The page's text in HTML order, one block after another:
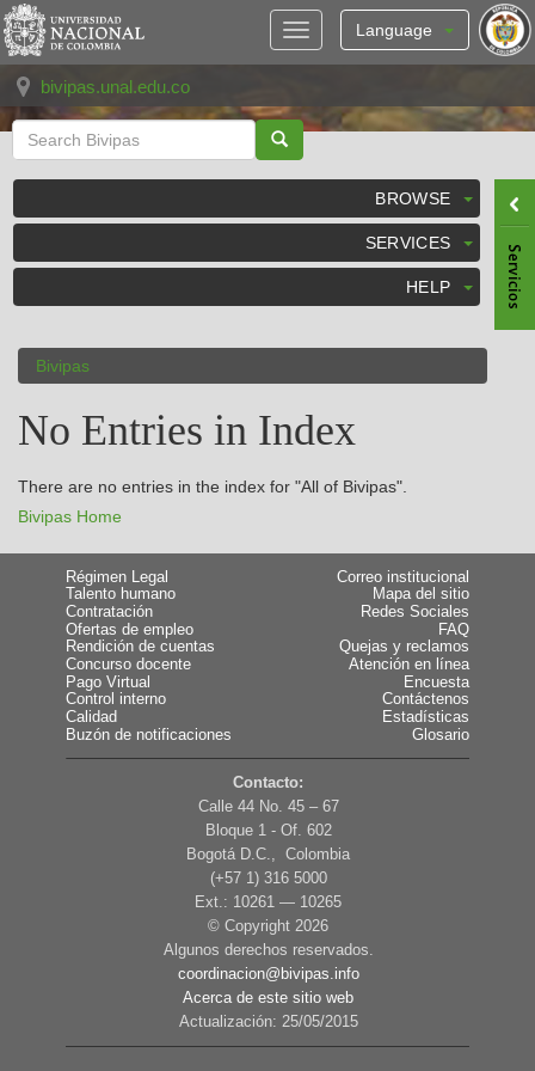
Skip
navigation
Language
bivipas.unal.edu.co
BROWSE
SERVICES
HELP
Bivipas
No Entries in Index
There are no entries in the index for "All of Bivipas".
Bivipas Home
Régimen Legal
Talento humano
Contratación
Ofertas de empleo
Rendición de cuentas
Concurso docente
Pago Virtual
Control interno
Calidad
Buzón de notificaciones
Correo institucional
Mapa del sitio
Redes Sociales
FAQ
Quejas y reclamos
Atención en línea
Encuesta
Contáctenos
Estadísticas
Glosario
Contacto:
Calle 44 No. 45 – 67
Bloque 1 - Of. 602
Bogotá D.C., Colombia
(+57 1) 316 5000
Ext.: 10261 — 10265
© Copyright 2026
Algunos derechos reservados.
coordinacion@bivipas.info
Acerca de este sitio web
Actualización: 25/05/2015